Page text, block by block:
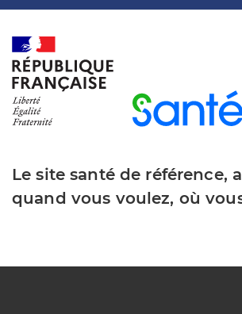
Le site santé de référence,
quand vous voulez, où